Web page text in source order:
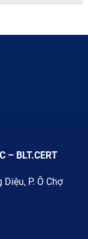
– BLT.CERT
P. Ô Chợ